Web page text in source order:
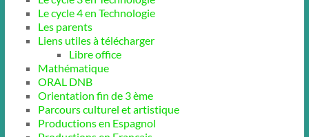
Le cycle 4 en Technologie
Les parents
Liens utiles à télécharger
Libre office
Mathématique
ORAL DNB
Orientation fin de 3 ème
Parcours culturel et artistique
Productions en Espagnol